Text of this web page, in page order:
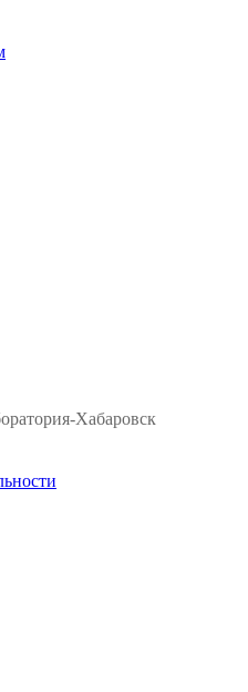
Хабаровск